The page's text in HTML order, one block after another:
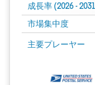
成長率 (2026 -
市場集中度
主要プレーヤー
画像 © Mordor